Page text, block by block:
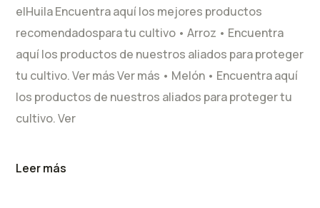
elHuila Encuentra aquí los mejores productos
recomendadospara tu cultivo • Arroz • Encuentra
aquí los productos de nuestros aliados para proteger
tu cultivo. Ver más Ver más • Melón • Encuentra aquí
los productos de nuestros aliados para proteger tu
cultivo. Ver
Leer más